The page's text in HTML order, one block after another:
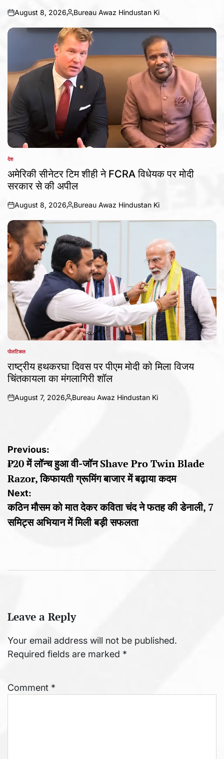
on
August 8, 2026
Posted
by
Bureau Awaz Hindustan Ki
POSTED
देश
अमेरिकी सीनेटर टिम शीही ने FCRA विधेयक पर मोदी
सरकार से की अपील
on
August 8, 2026
Posted
by
Bureau Awaz Hindustan Ki
POSTED
पोलटिकल
राष्ट्रीय हथकरघा दिवस पर पीएम मोदी को मिला विजय
चिंतकायला का मंगलागिरी शॉल
on
August 7, 2026
Posted
Bureau Awaz Hindustan Ki
Post
navigation
Previous:
₹20 में लॉन्च हुआ वी-जॉन Shave Pro Twin Blade
Razor, किफायती ग्रूमिंग बाजार में बढ़ाया कदम
Next:
कठिन मौसम को मात देकर कविता चंद ने फतह की डेनाली, 7
समिट्स अभियान में मिली बड़ी सफलता
Leave a Reply
Your email address will not be published.
Required fields are marked *
Comment *